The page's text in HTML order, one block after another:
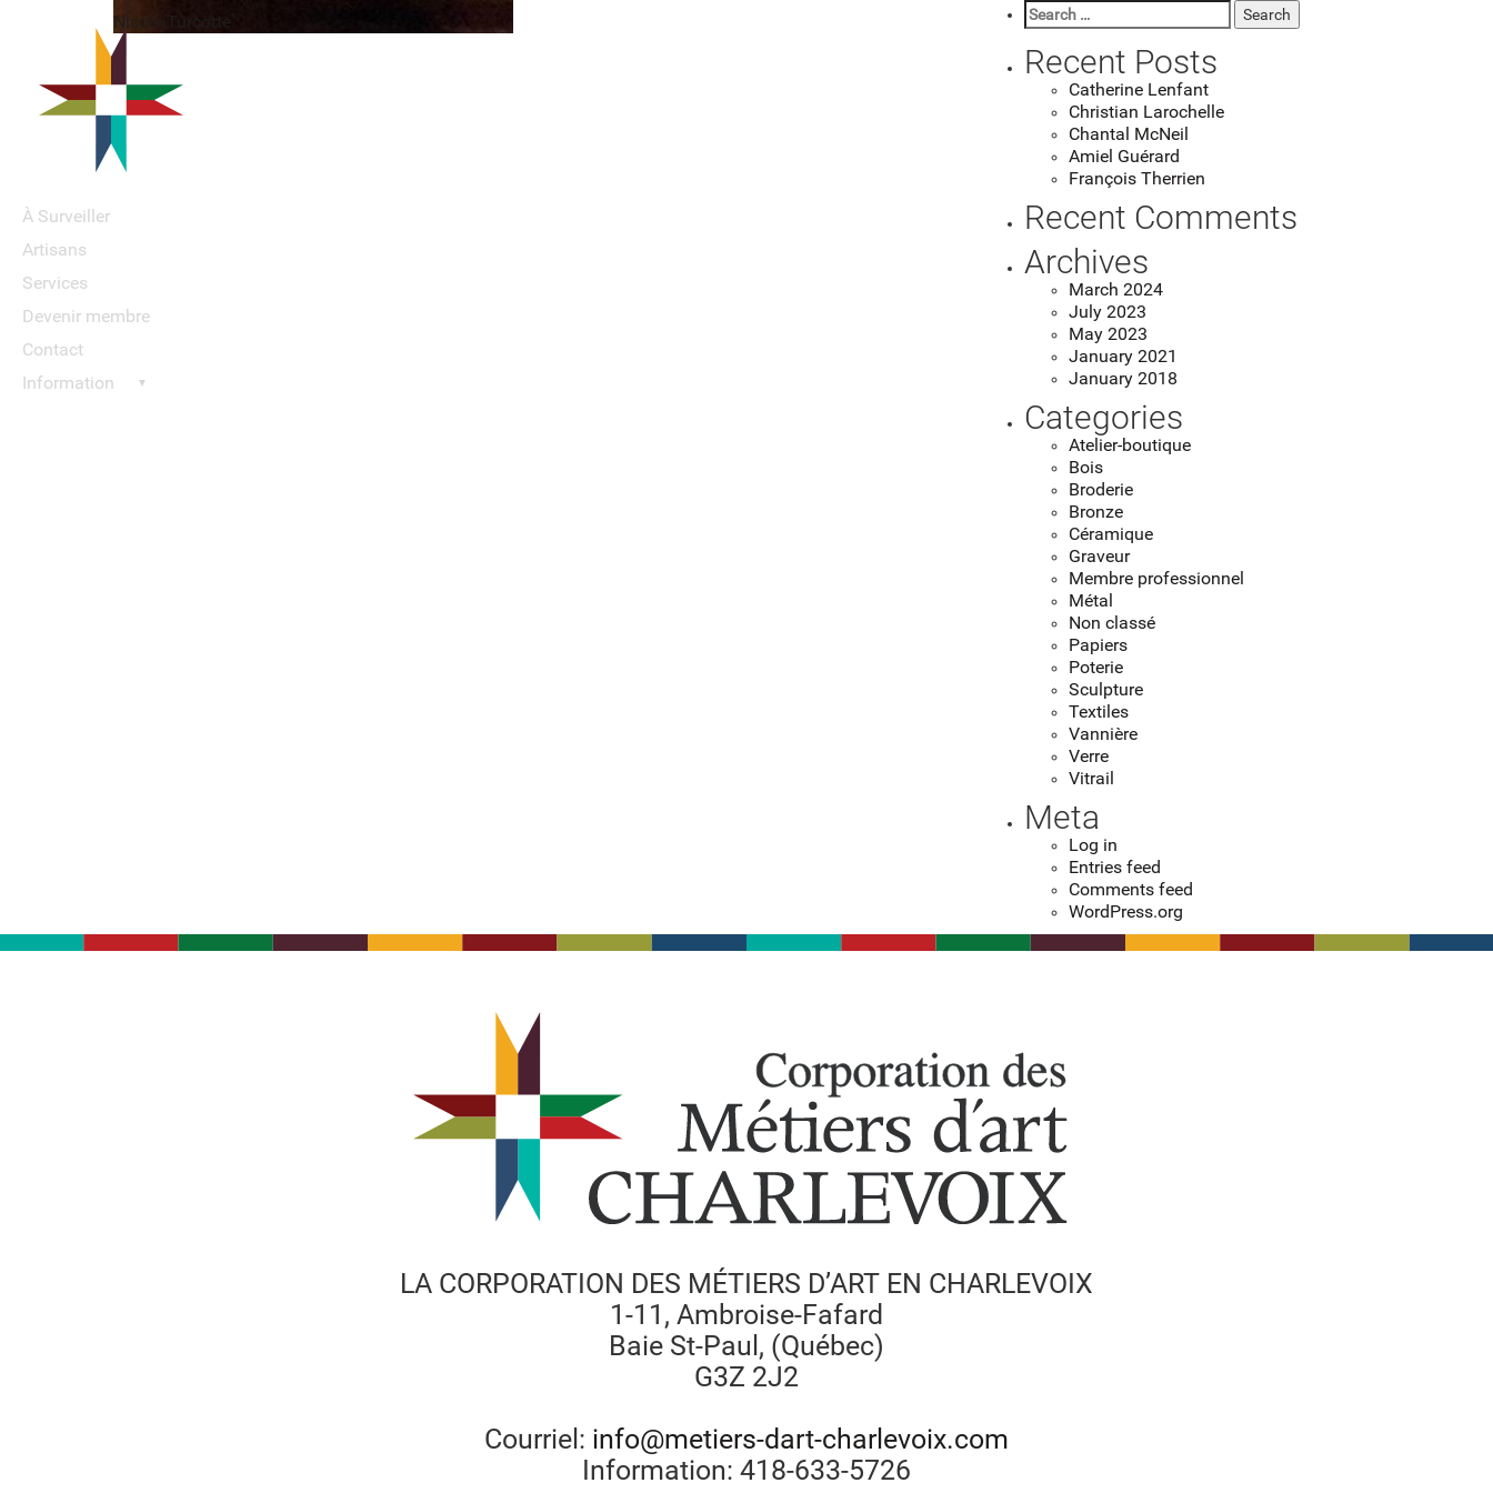
À Surveiller
Artisans
Services
Devenir membre
Contact
Information
Nicole Turcotte
Search
for:
Recent Posts
Catherine Lenfant
Christian Larochelle
Chantal McNeil
Amiel Guérard
François Therrien
Recent Comments
Archives
March 2024
July 2023
May 2023
January 2021
January 2018
Categories
Atelier-boutique
Bois
Broderie
Bronze
Céramique
Graveur
Membre professionnel
Métal
Non classé
Papiers
Poterie
Sculpture
Textiles
Vannière
Verre
Vitrail
Meta
Log in
Entries feed
Comments feed
WordPress.org
LA CORPORATION DES MÉTIERS D’ART EN CHARLEVOIX
1-11, Ambroise-Fafard
Baie St-Paul, (Québec)
G3Z 2J2
Courriel: info@metiers-dart-charlevoix.com
Information: 418-633-5726